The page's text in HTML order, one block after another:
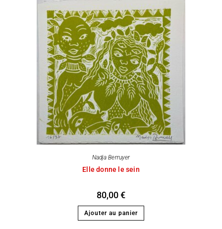
Nadja Berruyer
Elle donne le sein
80,00€
Ajouter au panier